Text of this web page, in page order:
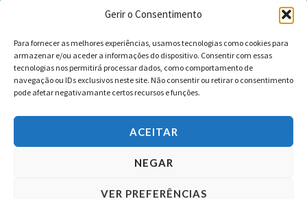
Gerir o Consentimento
Para fornecer as melhores experiências, usamos tecnologias como cookies para
armazenar e/ou aceder a informações do dispositivo. Consentir com essas
tecnologias nos permitirá processar dados, como comportamento de
navegação ou IDs exclusivos neste site. Não consentir ou retirar o consentimento
pode afetar negativamante certos recursos e funções.
ACEITAR
NEGAR
VER PREFERÊNCIAS
Facebook YouTube Instagram
Whatsapp
Condições Gerais de Venda